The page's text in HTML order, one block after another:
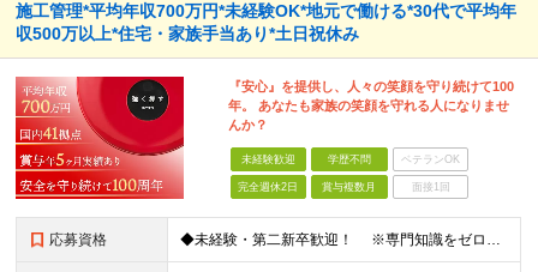
施工管理*平均年収700万円*未経験OK*地元で働ける*30代で平均年
収500万以上*住宅・家族手当あり*土日祝休み
『安心』を提供し、人々の笑顔を守り続けて100
年。 あなたも家族の笑顔を守れる人になりませ
んか？
未経験歓迎 学歴不問 ベテランOK
完全週休2日 賞与複数月 面接1回
応募資格 ◆未経験・第二新卒歓迎！ ※専門知識をゼロから習得できる研修制度があります！ ◆学歴不問